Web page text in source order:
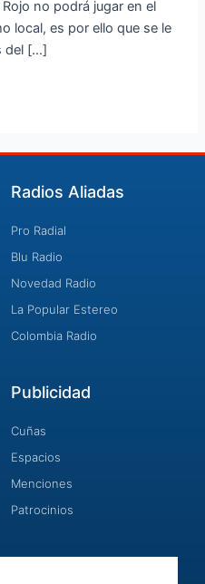
no podrá jugar en el
local, es por ello que se le
del […]
Radios Aliadas
Pro Radial
Blu Radio
Novedad Radio
La Popular Estereo
Colombia Radio
Publicidad
Cuñas
Espacios
Menciones
Patrocinios